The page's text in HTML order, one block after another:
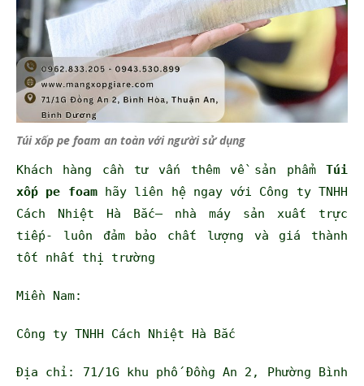
Túi xốp pe foam an toàn với người sử dụng
Khách hàng cần tư vấn thêm về sản phẩm Túi
xốp pe foamhãy liên hệ ngay với Công ty TNHH
Cách Nhiệt Hà Bắc– nhà máy sản xuất trực
tiếp- luôn đảm bảo chất lượng và giá thành
tốt nhất thị trường
Miền Nam:
Công ty TNHH Cách Nhiệt Hà Bắc
Địa chỉ: 71/1G khu phố Đồng An 2, Phường Bình